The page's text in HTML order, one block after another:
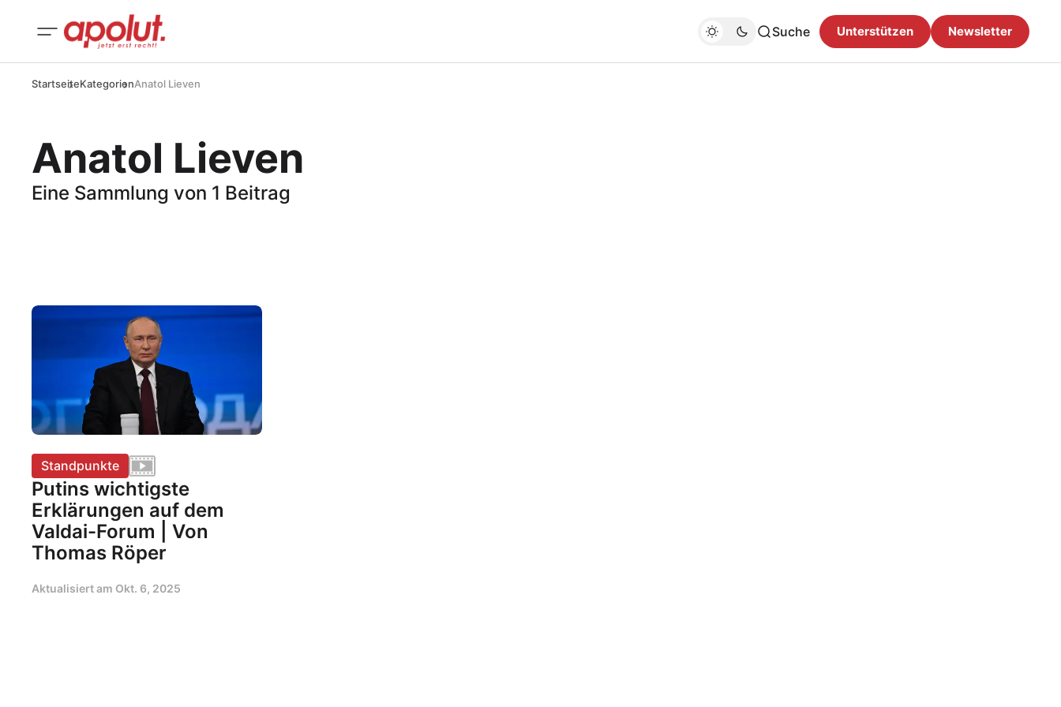
Suche Unterstützen Newsletter
StartseiteKategorienAnatol Lieven
Anatol Lieven
Eine Sammlung von 1 Beitrag
Standpunkte
Putins wichtigste
Erklärungen auf dem
Valdai-Forum | Von
Thomas Röper
Aktualisiert am Okt. 6, 2025